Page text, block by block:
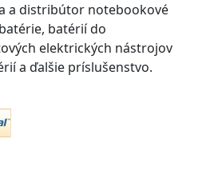
a distribútor notebookové
batérií do
elektrických nástrojov
a ďalšie príslušenstvo.